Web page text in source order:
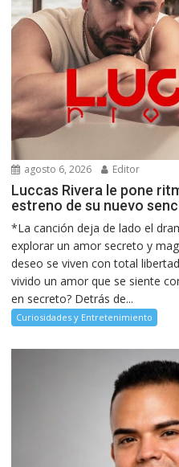
agosto 6, 2026 Editor
Luccas Rivera le pone
estreno de su nuevo
*La canción deja de lado el
explorar un amor secreto y
deseo se viven con total
vivido un amor que se siente
en secreto? Detrás de...
Curiosidades y Entretenimiento